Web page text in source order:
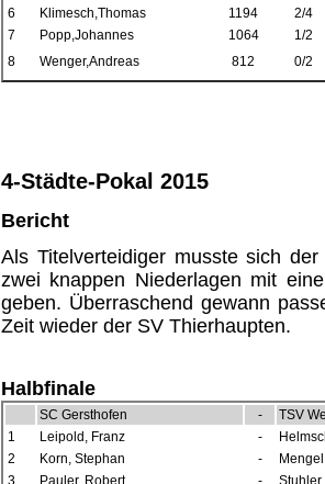
6
Klimesch,Thomas 1194
2/4
7
Popp,Johannes 1064
1/2
8
Wenger,Andreas 812 0/2
4-Städte-Pokal 2015
Bericht
Als Titelverteidiger musste sich
zwei knappen Niederlagen mit
geben. Überraschend gewann
Zeit wieder der SV Thierhaupten.
Halbfinale
SC Gersthofen -
TSV
1
Leipold, Franz -
2
Korn, Stephan -
3
Pauler, Robert -